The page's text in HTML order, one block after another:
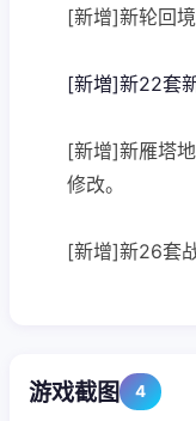
[新增]新轮回
[新増]新22套
[新增]新雁塔
修改。
[新增]新26套
游戏截图 4